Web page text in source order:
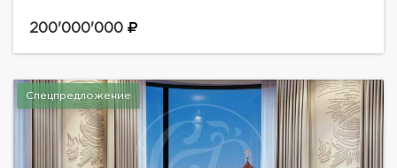
санузел с постирочной, гостиная-кухня-столовая,
200'000'000
Спецпредложение